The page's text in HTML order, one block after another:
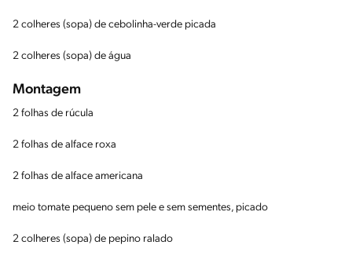
2 colheres (sopa) de cebolinha-verde picada
2 colheres (sopa) de água
Montagem
2 folhas de rúcula
2 folhas de alface roxa
2 folhas de alface americana
meio tomate pequeno sem pele e sem sementes, picado
2 colheres (sopa) de pepino ralado